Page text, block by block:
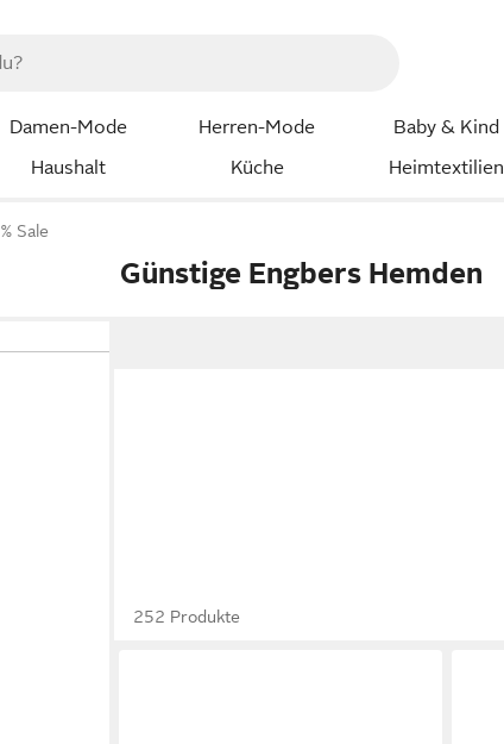
Damen-Mode Herren-Mode Baby & Kind
Haushalt Küche Heimtextilien
% Sale
Günstige Engbers Hemden
252 Produkte